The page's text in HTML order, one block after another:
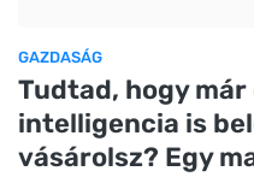
GAZDASÁG
Tudtad, hogy
intelligencia is
vásárolsz? Egy